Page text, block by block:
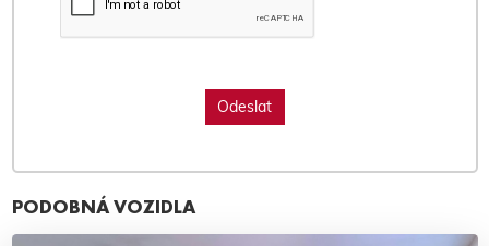
PODOBNÁ VOZIDLA